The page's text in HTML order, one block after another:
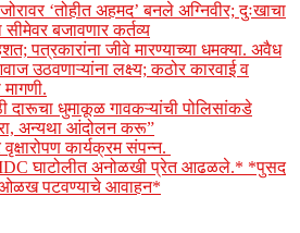
‘तोहीत अहमद’ बनले अग्निवीर; दुःखाचा
बजावणार कर्तव्य
पत्रकारांना जीवे मारण्याच्या धमक्या. अवैध
उठवणाऱ्यांना लक्ष्य; कठोर कारवाई व
दारूचा धुमाकूळ गावकऱ्यांची पोलिसांकडे
अन्यथा आंदोलन करू”
कार्यक्रम संपन्न.
घाटोलीत अनोळखी प्रेत आढळले.* *पुसद
ओळख पटवण्याचे आवाहन*